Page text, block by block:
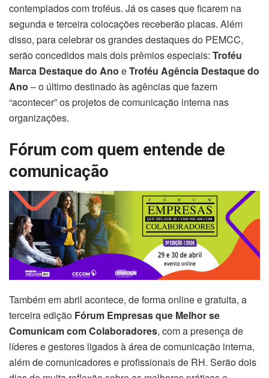
contemplados com troféus. Já os cases que ficarem na
segunda e terceira colocações receberão placas. Além
disso, para celebrar os grandes destaques do PEMCC,
serão concedidos mais dois prêmios especiais: Troféu
Marca Destaque do Ano eTroféu Agência Destaque do
Ano – o último destinado às agências que fazem
“acontecer” os projetos de comunicação interna nas
organizações.
Fórum com quem entende de
comunicação
Também em abril acontece, de forma online e gratuita, a
terceira edição Fórum Empresas que Melhor se
Comunicam com Colaboradores, com a presença de
líderes e gestores ligados à área de comunicação interna,
além de comunicadores e profissionais de RH. Serão dois